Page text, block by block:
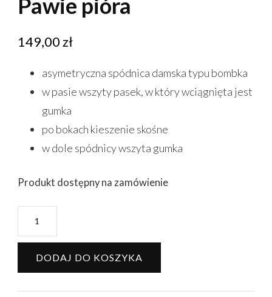
Pawie pióra
149,00zł
asymetryczna spódnica damska typu bombka
w pasie wszyty pasek, w który wciągnięta jest
gumka
po bokach kieszenie skośne
w dole spódnicy wszyta gumka
Produkt dostępny na zamówienie
Spódnica
M
-
DODAJ DO KOSZYKA